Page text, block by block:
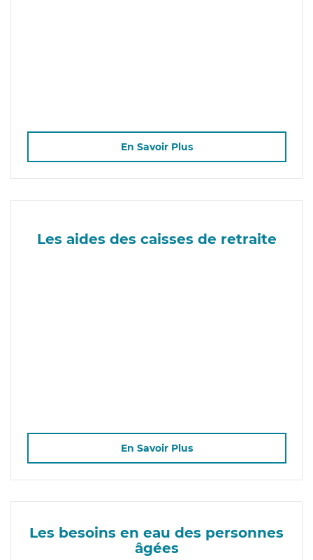
En Savoir Plus
Les aides des caisses de retraite
En Savoir Plus
Les besoins en eau des personnes
âgées